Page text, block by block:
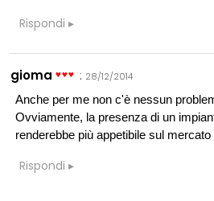
Rispondi
gioma : 28/12/2014
Anche per me non c'è nessun
Ovviamente, la presenza di un
renderebbe più appetibile sul
Rispondi